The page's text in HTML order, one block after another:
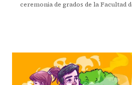
ceremonia de grados de la Facultad